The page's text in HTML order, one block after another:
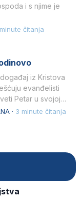
i s njime je
čitanja
iz Kristova
evanđelisti
Petar u svojoj
· 3 minute čitanja